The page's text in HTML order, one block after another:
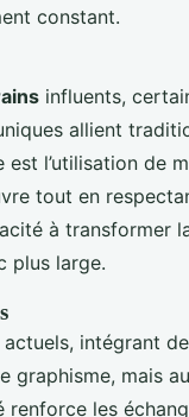
constant.
influents,
allient
l’utilisation de
tout en
à transformer
plus large.
actuels, intégrant
graphisme, mais
renforce les